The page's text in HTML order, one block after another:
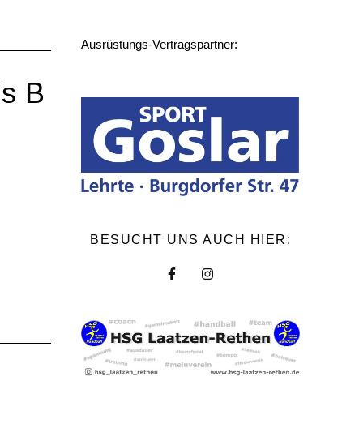
B
Ausrüstungs-Vertragspartner:
BESUCHT UNS AUCH HIER: